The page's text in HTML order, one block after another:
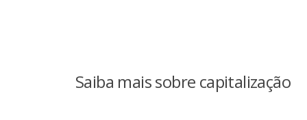
Saiba mais sobre capitalização